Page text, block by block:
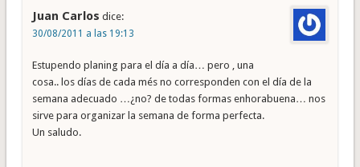
Juan Carlos dice:
30/08/2011 a las 19:13
Estupendo planing para el día a día… pero , una
cosa.. los días de cada més no corresponden con el día de la
semana adecuado …¿no? de todas formas enhorabuena… nos
sirve para organizar la semana de forma perfecta.
Un saludo.